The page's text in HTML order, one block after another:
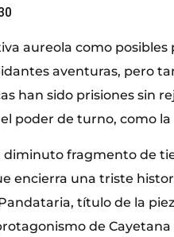
aureola como posibles
aventuras, pero
han sido prisiones sin
poder de turno, como
diminuto fragmento de
encierra una triste
título de la
de